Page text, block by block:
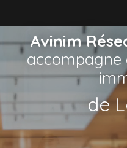
Avinim
accompagne
de